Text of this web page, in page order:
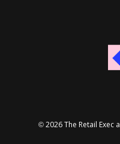
© 2026 The Retail Exec a